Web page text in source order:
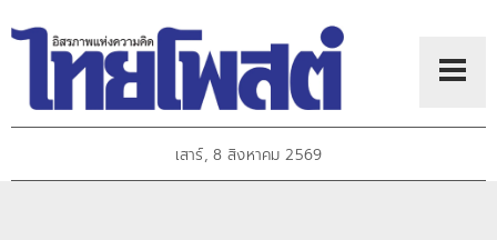
เสาร์, 8 สิงหาคม 2569